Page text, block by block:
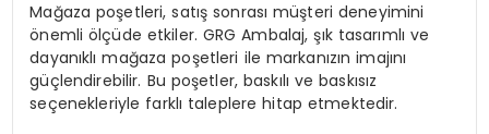
Mağaza poşetleri, satış sonrası müşteri deneyimini
önemli ölçüde etkiler. GRG Ambalaj, şık tasarımlı ve
dayanıklı mağaza poşetleri ile markanızın imajını
güçlendirebilir. Bu poşetler, baskılı ve baskısız
seçenekleriyle farklı taleplere hitap etmektedir.